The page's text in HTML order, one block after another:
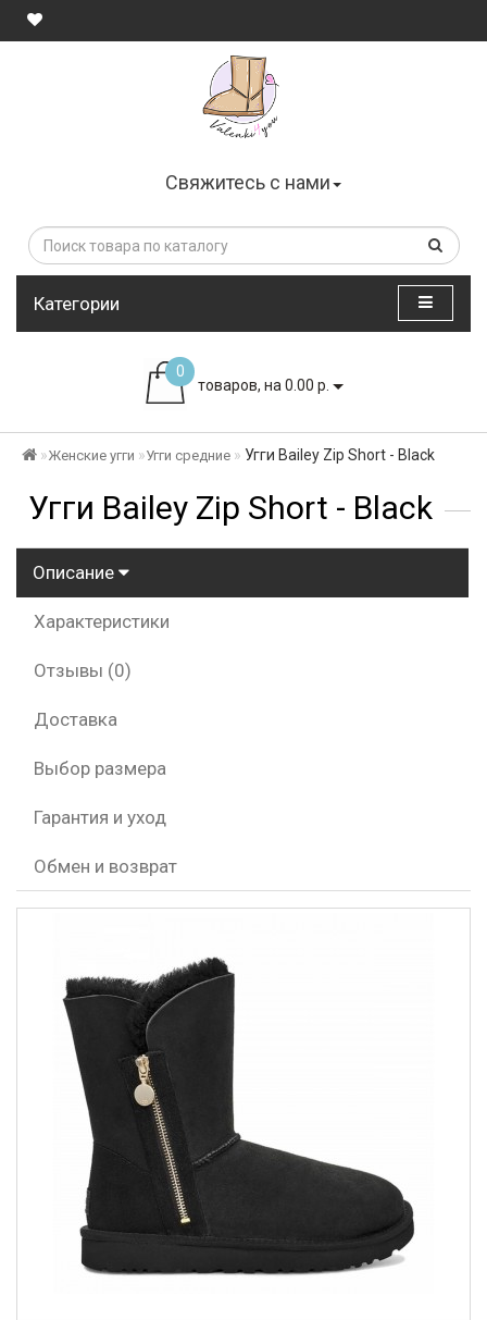
Свяжитесь с нами
Категории
0
товаров, на 0.00 р.
Женские угги Угги средние Угги Bailey Zip Short - Black
Угги Bailey Zip Short - Black
Описание
Характеристики
Отзывы (0)
Доставка
Выбор размера
Гарантия и уход
Обмен и возврат